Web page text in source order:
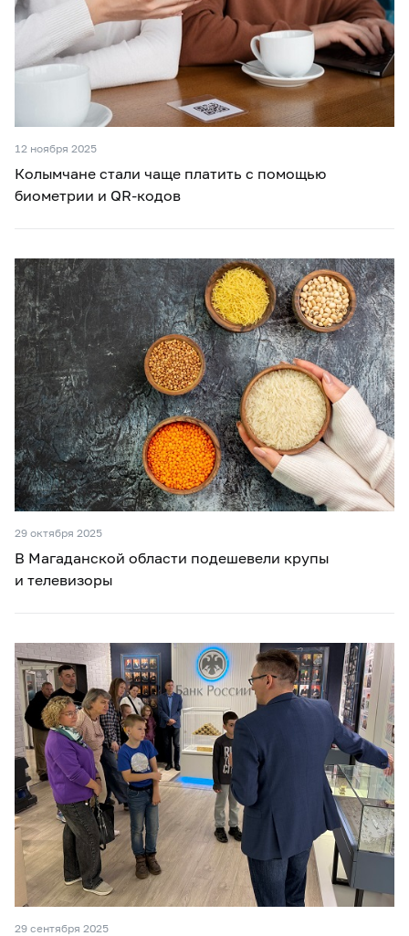
12 ноября 2025
Колымчане стали чаще платить с помощью
биометрии и QR-кодов
29 октября 2025
В Магаданской области подешевели крупы
и телевизоры
29 сентября 2025